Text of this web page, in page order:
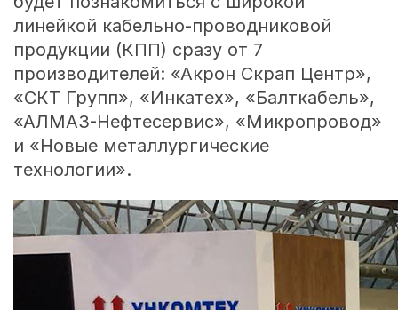
линейкой кабельно-проводниковой
продукции (КПП) сразу от 7
производителей: «Акрон Скрап Центр»,
«СКТ Групп», «Инкатех», «Балткабель»,
«АЛМАЗ-Нефтесервис», «Микропровод»
и «Новые металлургические
технологии».